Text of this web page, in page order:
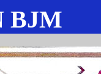
BJM